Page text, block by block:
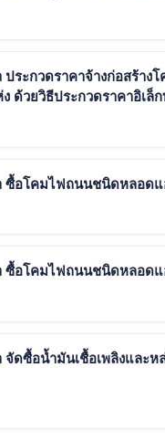
ระกวดราคาจ้างก่อสร้า
ด้วยวิธีประกวดราคาอิเ
ซื้อโคมไฟถนนชนิดหลอด
ซื้อโคมไฟถนนชนิดหลอด
ดซื้อน้ำมันเชื้อเพลิงและ